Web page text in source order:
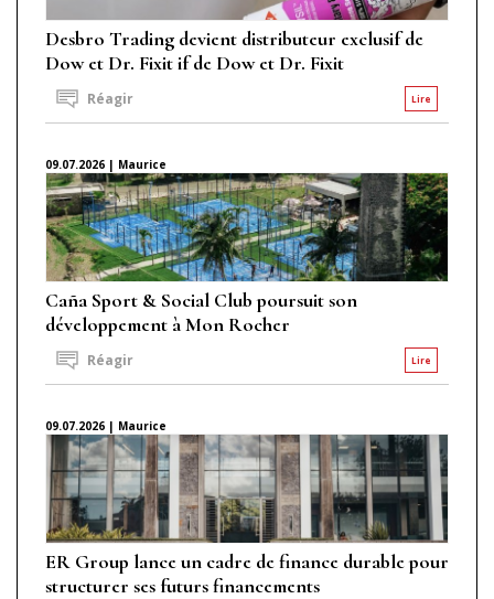
Desbro Trading devient distributeur exclusif de
Dow et Dr. Fixit if de Dow et Dr. Fixit
Lire
Réagir
09.07.2026 | Maurice
Caña Sport & Social Club poursuit son
développement à Mon Rocher
Lire
Réagir
09.07.2026 | Maurice
ER Group lance un cadre de finance durable pour
structurer ses futurs financements